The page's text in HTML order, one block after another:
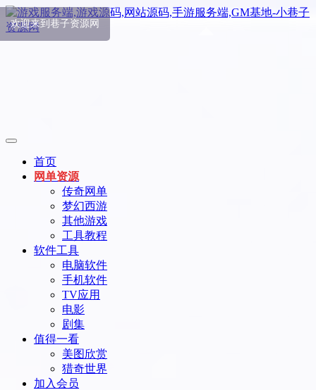
首页
网单资源
传奇网单
梦幻西游
其他游戏
工具教程
软件工具
电脑软件
手机软件
TV应用
电影
剧集
值得一看
美图欣赏
猎奇世界
加入会员